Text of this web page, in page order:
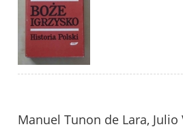
Manuel Tunon de Lara,